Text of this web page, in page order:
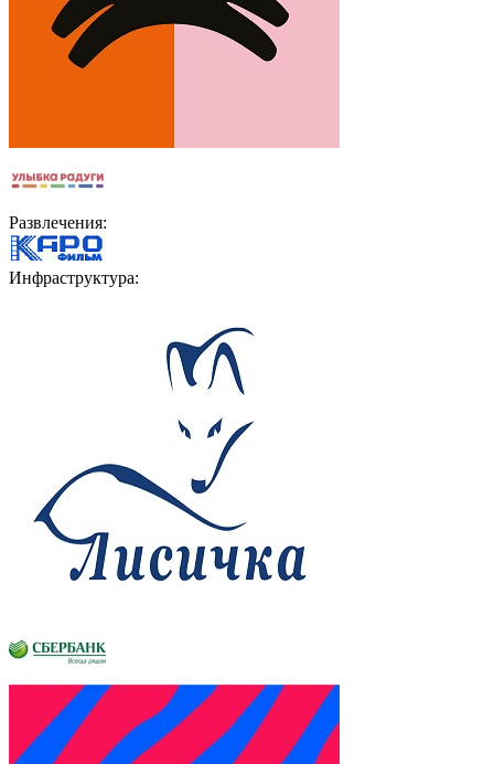
Развлечения:
Инфраструктура: